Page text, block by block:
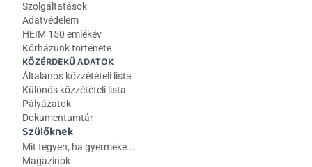
Szolgáltatások
Adatvédelem
HEIM 150 emlékév
Kórházunk története
KÖZÉRDEKŰ ADATOK
Általános közzétételi lista
Különös közzétételi lista
Pályázatok
Dokumentumtár
Szülőknek
Mit tegyen, ha gyermeke...
Magazinok